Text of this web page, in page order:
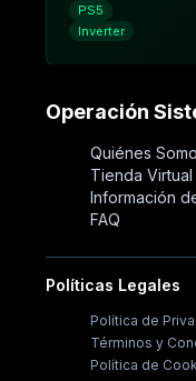
PS5
Inverter
Operación
Quiénes
Tienda Virtual
Información
FAQ
Políticas Legales
Política de
Términos y
Política de